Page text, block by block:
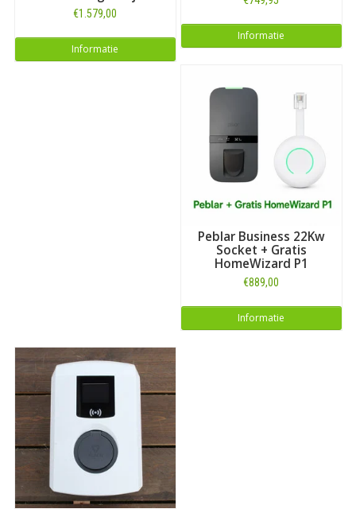
€1.579,00
Informatie
Informatie
Peblar Business 22Kw
Socket + Gratis
HomeWizard P1
€889,00
Informatie